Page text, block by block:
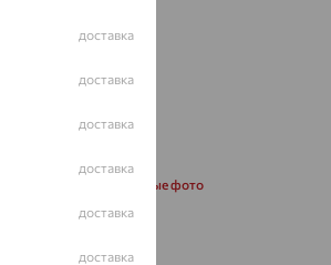
Запросить дополнительные фото
доставка
доставка
доставка
доставка
доставка
доставка